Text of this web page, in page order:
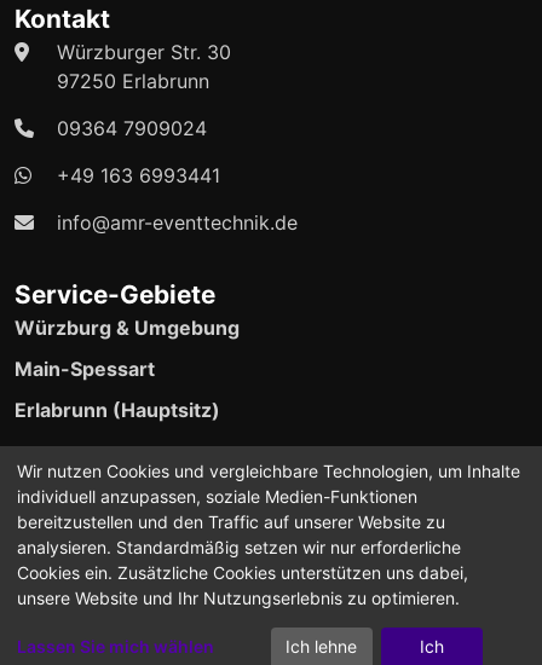
Kontakt
Würzburger Str. 30
97250 Erlabrunn
09364 7909024
+49 163 6993441
info@amr-eventtechnik.de
Service-Gebiete
Würzburg & Umgebung
Main-Spessart
Erlabrunn (Hauptsitz)
24/7 Event-Support verfügbar
vorbehalten.
Wir nutzen Cookies und vergleichbare Technologien, um Inhalte
individuell anzupassen, soziale Medien-Funktionen
bereitzustellen und den Traffic auf unserer Website zu
analysieren. Standardmäßig setzen wir nur erforderliche
Cookies ein. Zusätzliche Cookies unterstützen uns dabei,
unsere Website und Ihr Nutzungserlebnis zu optimieren.
Lassen Sie mich wählen
Ich lehne
Ich